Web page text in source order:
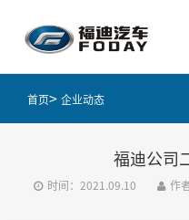
首页 企业动态
福迪公司
时间：2021.09.10 作